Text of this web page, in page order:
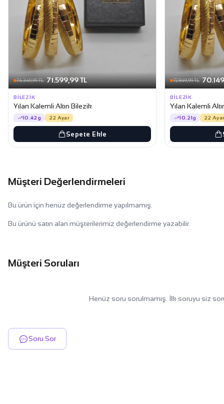
74.349,99 TL 71.599,99 TL
BILEZIK
Yılan Kalemli Altın Bilezik
10.42g 22 Ayar
Sepete Ekle
72.849,99 TL
BILEZIK
Yılan Kalemli
10.21g 22 Ayar
Müşteri Değerlendirmeleri
Bu ürün için henüz değerlendirme yapılmamış.
Bu ürünü satın alan müşterilerimiz değerlendirme yazabilir.
Müşteri Soruları
Henüz soru sorulmamış. İlk soruyu siz
Soru Sor